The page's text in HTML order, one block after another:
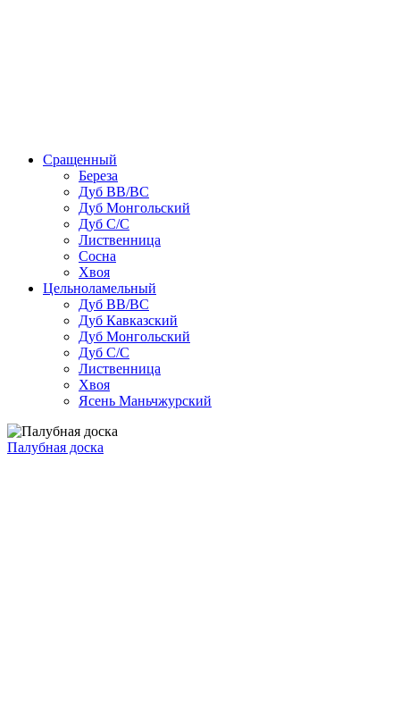
Сращенный
Береза
Дуб ВВ/ВС
Дуб Монгольский
Дуб С/С
Лиственница
Сосна
Хвоя
Цельноламельный
Дуб ВВ/ВС
Дуб Кавказский
Дуб Монгольский
Дуб С/С
Лиственница
Хвоя
Ясень Маньчжурский
Палубная доска